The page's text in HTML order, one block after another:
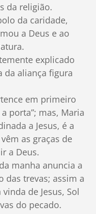
da religião.
da caridade,
a Deus e ao
explicado
da aliança figura
em primeiro
porta”; mas, Maria
a Jesus, é a
as graças de
a Deus.
manha anuncia a
das trevas; assim a
de Jesus, Sol
do pecado.